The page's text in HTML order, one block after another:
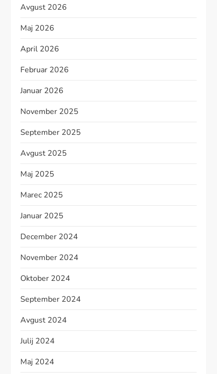
Avgust 2026
Maj 2026
April 2026
Februar 2026
Januar 2026
November 2025
September 2025
Avgust 2025
Maj 2025
Marec 2025
Januar 2025
December 2024
November 2024
Oktober 2024
September 2024
Avgust 2024
Julij 2024
Maj 2024